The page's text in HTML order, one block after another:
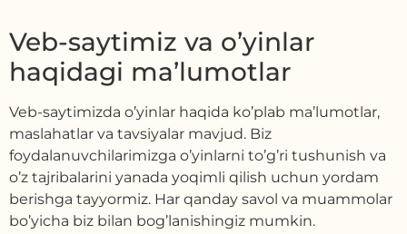
Veb-saytimiz va o’yinlar
haqidagi ma’lumotlar
Veb-saytimizda o’yinlar haqida ko’plab ma’lumotlar,
maslahatlar va tavsiyalar mavjud. Biz
foydalanuvchilarimizga o’yinlarni to’g’ri tushunish va
o’z tajribalarini yanada yoqimli qilish uchun yordam
berishga tayyormiz. Har qanday savol va muammolar
bo’yicha biz bilan bog’lanishingiz mumkin.